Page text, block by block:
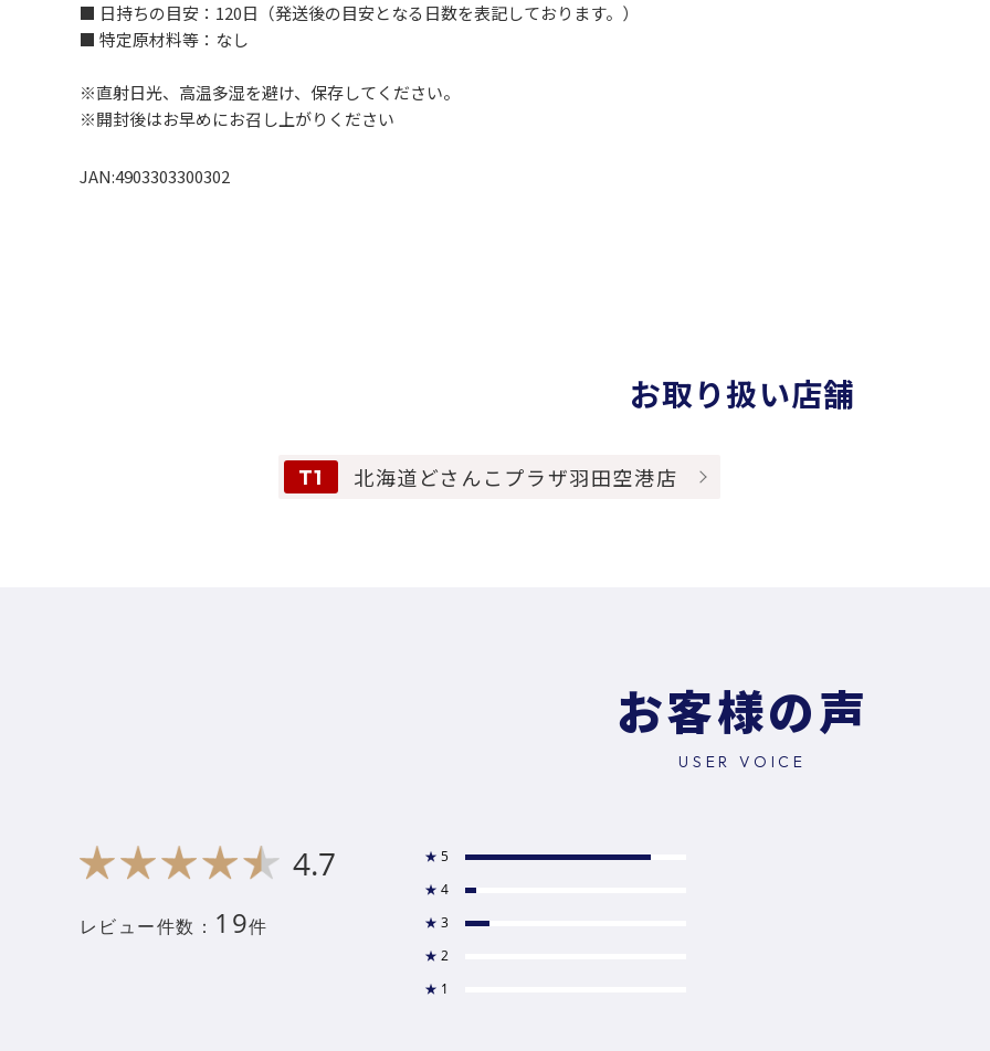
■ 日持ちの目安：120日（発送後の目安となる日数を表記しております。）
■ 特定原材料等：なし
※直射日光、高温多湿を避け、保存してください。
※開封後はお早めにお召し上がりください
JAN:4903303300302
お取り扱い店舗
T1 北海道どさんこプラザ羽田空港店
お客様の声
USER VOICE
4.7
レビュー件数： 19件
★ 5
★ 4
★ 3
★ 2
★ 1